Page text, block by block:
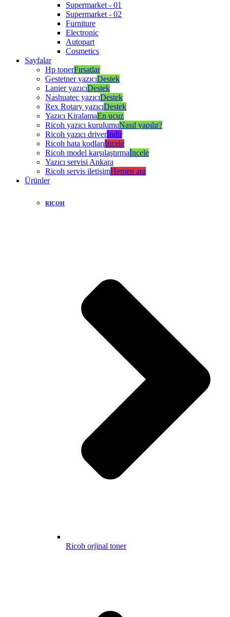
Supermarket - 01
Supermarket - 02
Furniture
Electronic
Autopart
Cosmetics
Sayfalar
Hp tonerFırsatlar
Gestetner yazıcıDestek
Lanier yazıcıDestek
Nashuatec yazıcıDestek
Rex Rotary yazıcıDestek
Yazıcı KiralamaEn ucuz
Ricoh yazıcı kurulumuNasıl yapılır?
Ricoh yazıcı driverİndir
Ricoh hata kodlarıİncele
Ricoh model karşılaştırmaİncele
Yazıcı servisi Ankara
Ricoh servis iletişimHemen ara
Ürünler
RICOH
Ricoh orjinal toner